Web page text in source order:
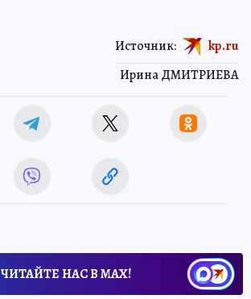
Ирина ДМИТРИЕВА
Источник: kp.ru
ЧИТАЙТЕ НАС В МАХ!